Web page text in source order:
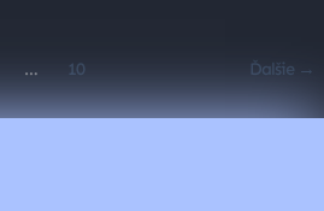
… 10 Ďalšie →